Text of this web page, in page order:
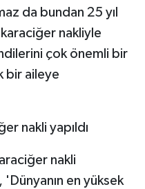
da bundan 25 yıl
nakliyle
çok önemli bir
bir aileye
nakli yapıldı
nakli
'Dünyanın en yüksek